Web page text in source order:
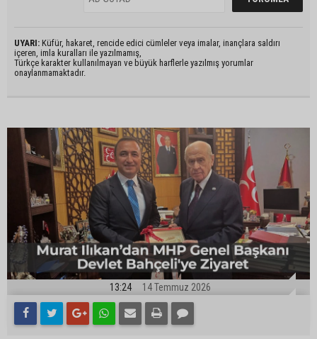
UYARI: Küfür, hakaret, rencide edici cümleler veya imalar, inançlara saldırı
içeren, imla kuralları ile yazılmamış,
Türkçe karakter kullanılmayan ve büyük harflerle yazılmış yorumlar
onaylanmamaktadır.
13:24 14 Temmuz 2026